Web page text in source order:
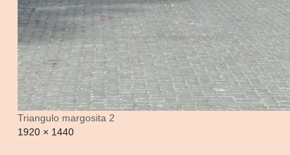
Triangulo margosita 2
Full
1920 × 1440